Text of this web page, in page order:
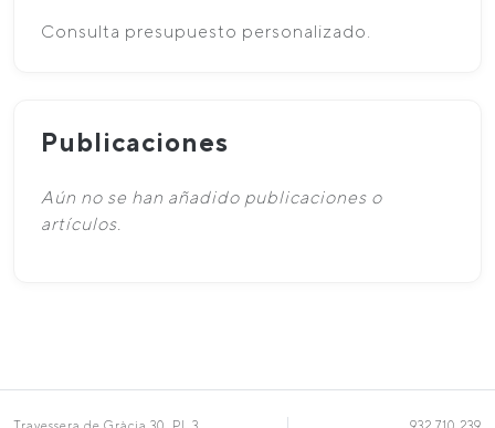
Consulta presupuesto personalizado.
Publicaciones
Aún no se han añadido publicaciones o
artículos.
Travessera de Gràcia 30, Pl. 3 932 710 239